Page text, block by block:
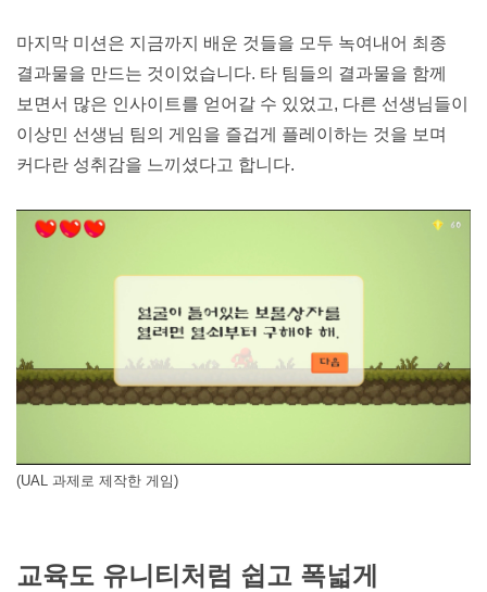
마지막 미션은 지금까지 배운 것들을 모두 녹여내어 최종
결과물을 만드는 것이었습니다. 타 팀들의 결과물을 함께
보면서 많은 인사이트를 얻어갈 수 있었고, 다른 선생님들이
이상민 선생님 팀의 게임을 즐겁게 플레이하는 것을 보며
커다란 성취감을 느끼셨다고 합니다.
(UAL 과제로 제작한 게임)
교육도 유니티처럼 쉽고 폭넓게